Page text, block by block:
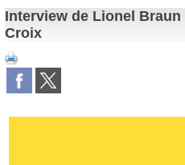
Interview de Lionel
Croix